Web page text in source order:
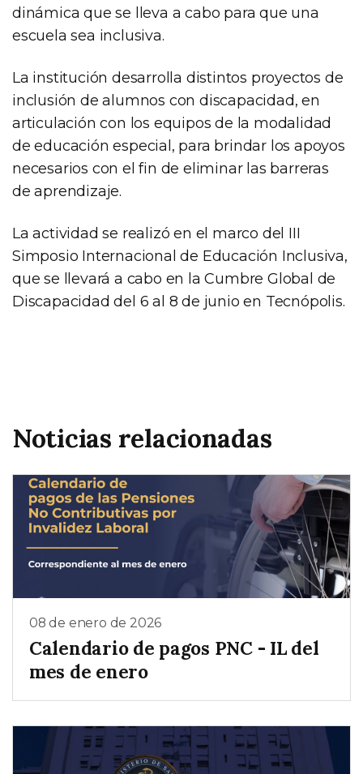
dinámica que se lleva a cabo para que una
escuela sea inclusiva.
La institución desarrolla distintos proyectos de
inclusión de alumnos con discapacidad, en
articulación con los equipos de la modalidad
de educación especial, para brindar los apoyos
necesarios con el fin de eliminar las barreras
de aprendizaje.
La actividad se realizó en el marco del III
Simposio Internacional de Educación Inclusiva,
que se llevará a cabo en la Cumbre Global de
Discapacidad del 6 al 8 de junio en Tecnópolis.
Noticias relacionadas
08 de enero de 2026
Calendario de pagos PNC - IL del
mes de enero